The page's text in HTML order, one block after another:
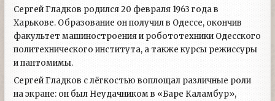
Сергей Гладков родился 20 февраля 1963 года в
Харькове. Образование он получил в Одессе, окончив
факультет машиностроения и робототехники Одесского
политехнического института, а также курсы режиссуры
и пантомимы.
Сергей Гладков с лёгкостью воплощал различные роли
на экране: он был Неудачником в «Баре Каламбур»,